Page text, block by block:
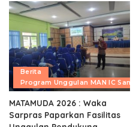
Berita
Program Unggulan MAN IC
MATAMUDA 2026 : Waka
Sarpras Paparkan Fasilitas